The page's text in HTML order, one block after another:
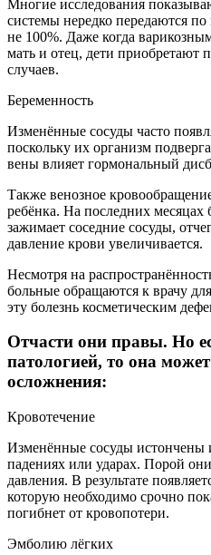
Многие исследования
системы нередко передаются по
не 100%. Даже когда
мать и отец, дети приобретают
случаев.
Беременность
Изменённые сосуды часто
поскольку их организм
вены влияет гормональный
Также венозное
ребёнка. На последних месяцах
зажимает соседние сосуды,
давление крови увеличивается.
Несмотря на
больные обращаются к врачу
эту болезнь косметическим
Отчасти они правы. Но
патологией, то она
осложнения:
Кровотечение
Изменённые сосуды истончены
падениях или ударах. Порой
давления. В результате
которую необходимо срочно
погибнет от кровопотери.
Эмболию лёгких